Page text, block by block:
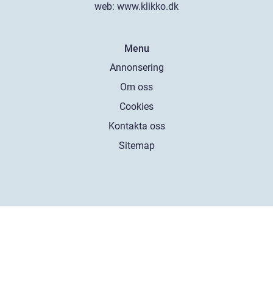
web: www.klikko.dk
Menu
Annonsering
Om oss
Cookies
Kontakta oss
Sitemap